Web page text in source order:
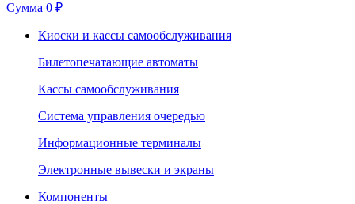
Сумма 0 ₽
Киоски и кассы самообслуживания
Билетопечатающие автоматы
Кассы самообслуживания
Система управления очередью
Информационные терминалы
Электронные вывески и экраны
Компоненты